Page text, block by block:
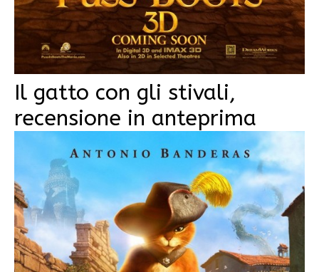
Il gatto con gli stivali,
recensione in anteprima